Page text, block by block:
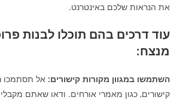
את הנראות שלכם באינטרנט.
עוד דרכים בהם תוכלו לבנות
מנצח:
השתמשו במגוון מקורות קישורים: אל תסתמכו
קישורים, כגון מאמרי אורחים. ודאו שאתם